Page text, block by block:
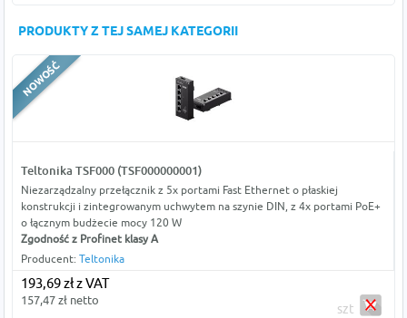
PRODUKTY Z TEJ SAMEJ KATEGORII
Teltonika TSF000 (TSF000000001)
Niezarządzalny przełącznik z 5x portami Fast Ethernet o płaskiej
konstrukcji i zintegrowanym uchwytem na szynie DIN, z 4x portami PoE+
o łącznym budżecie mocy 120 W
Zgodność z Profinet klasy A
Producent: Teltonika
193,69 zł z VAT
157,47 zł netto
szt